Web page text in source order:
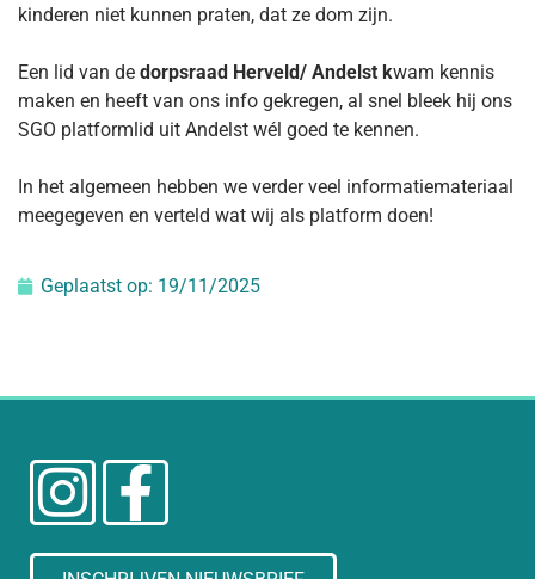
kinderen niet kunnen praten, dat ze dom zijn.
Een lid van de dorpsraad Herveld/ Andelst kwam kennis
maken en heeft van ons info gekregen, al snel bleek hij ons
SGO platformlid uit Andelst wél goed te kennen.
In het algemeen hebben we verder veel informatiemateriaal
meegegeven en verteld wat wij als platform doen!
Geplaatst op: 19/11/2025